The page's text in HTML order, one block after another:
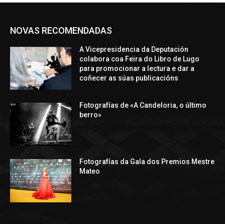
NOVAS RECOMENDADAS
A Vicepresidencia da Deputación
colabora coa Feira do Libro de Lugo
para promocionar a lectura e dar a
coñecer as súas publicacións
Fotografías de «A Candeloria, o último
berro»
Fotografías da Gala dos Premios Mestre
Mateo